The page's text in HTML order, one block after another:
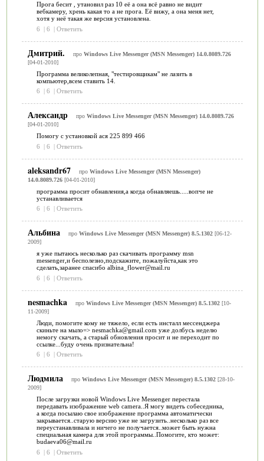
Прога бесит , утановил раз 10 её а она всё равно не видит
вебкамеру, хрень какая то а не прога. Её вижу, а она меня нет,
хотя у неё такая же версия установлена.
6
| 6 | Ответить
Дмитрий. про Windows Live Messenger (MSN Messenger) 14.0.8089.726
[04-01-2010]
Программа великолепная, "тестировщикам" не лазить в
компьютер,всем ставить 14.
6
| 6 | Ответить
Александр про Windows Live Messenger (MSN Messenger) 14.0.8089.726
[04-01-2010]
Помогу с установкой ася 225 899 466
6
| 6 | Ответить
aleksandr67 про Windows Live Messenger (MSN Messenger)
14.0.8089.726[04-01-2010]
программа просит обнавления,а когда обнавляешь.....вопче не
устанавливается
6
| 6 | Ответить
Альбина про Windows Live Messenger (MSN Messenger) 8.5.1302[06-12-
2009]
я уже пытаюсь несколько раз скачивать программу msn
messenger,и бесполезно,подскажите, пожалуйста,как это
сделать,заранее спасибо albina_flower@mail.ru
6
| 6 | Ответить
nesmachka про Windows Live Messenger (MSN Messenger) 8.5.1302[10-
11-2009]
Люди, помогите кому не тяжело, если есть инсталл мессенджера
скиньте на мыло=> nesmachka@gmail.com уже долбусь неделю
немогу скачать, а старый обновления просит и не переходит по
ссылке...буду очень признательна!
6
| 6 | Ответить
Людмила про Windows Live Messenger (MSN Messenger) 8.5.1302[28-10-
2009]
После загрузки новой Windows Live Messenger перестала
передавать изображение web camera..Я могу видеть собеседника,
а когда посылаю свое изображение программа автоматически
закрывается..старую версию уже не загрузить..несколько раз все
переустанавливала и ничего не получается..может быть нужна
специальная камера для этой программы..Помогите, кто может:
budaeva06@mail.ru
6
| 6 | Ответить